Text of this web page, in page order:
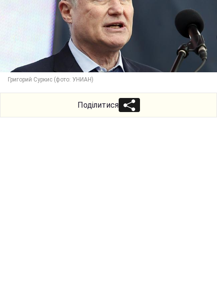
Григорий Суркис (фото: УНИАН)
Поділитися